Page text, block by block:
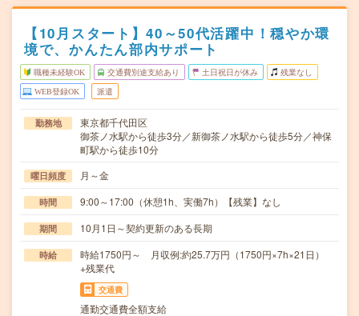
【10月スタート】40～50代活躍中！穏やか環
境で、かんたん部内サポート
職種未経験OK 交通費別途支給あり 土日祝日が休み 残業なし
WEB登録OK 派遣
勤務地
東京都千代田区
御茶ノ水駅から徒歩3分／新御茶ノ水駅から徒歩5分／神保
町駅から徒歩10分
曜日頻度 月～金
時間 9:00～17:00（休憩1h、実働7h）【残業】なし
期間 10月1日～契約更新のある長期
時給
時給1750円～ 月収例:約25.7万円（1750円×7h×21日）
+残業代
交通費
通勤交通費全額支給